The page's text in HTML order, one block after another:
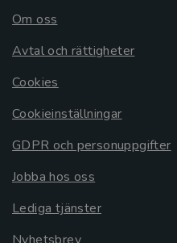
Om oss
Avtal och rättigheter
Cookies
Cookieinställningar
GDPR och personuppgifter
Jobba hos oss
Lediga tjänster